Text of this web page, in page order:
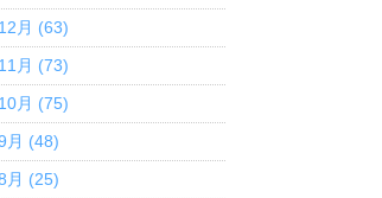
月 (63)
月 (73)
月 (75)
月 (48)
月 (25)